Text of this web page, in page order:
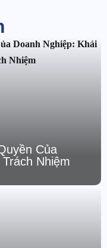
Của
Nhiệm